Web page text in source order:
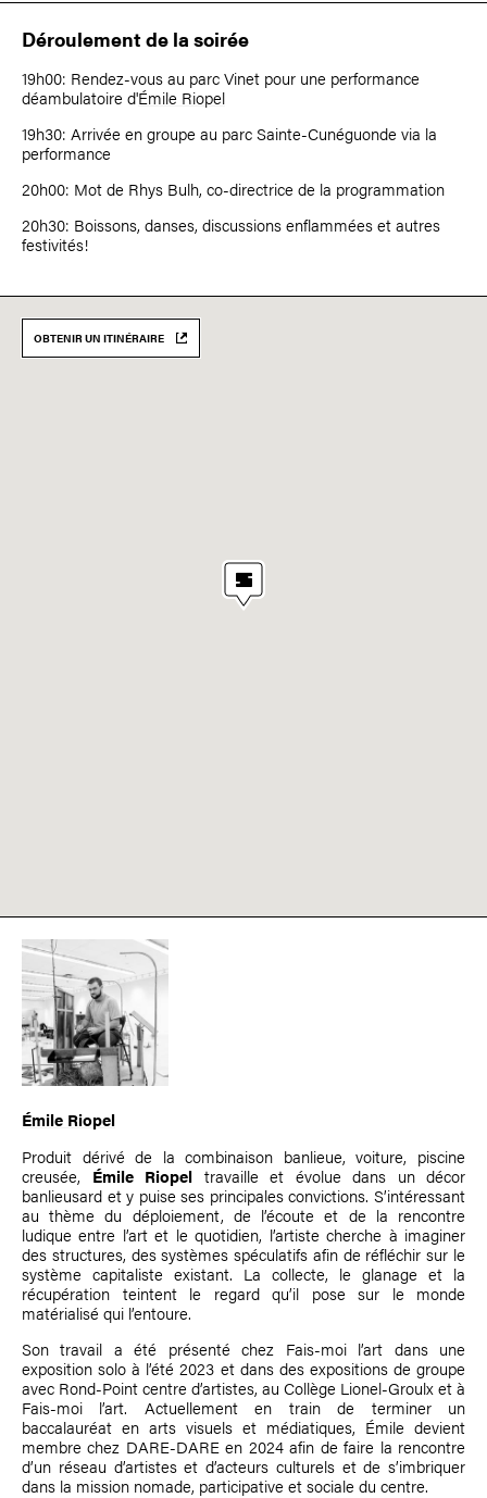
Déroulement de la soirée
19h00: Rendez-vous au parc Vinet pour une performance
déambulatoire d'Émile Riopel
19h30: Arrivée en groupe au parc Sainte-Cunéguonde via la
performance
20h00: Mot de Rhys Bulh, co-directrice de la programmation
20h30: Boissons, danses, discussions enflammées et autres
festivités!
OBTENIR UN ITINÉRAIRE
Émile Riopel
Produit dérivé de la combinaison banlieue, voiture, piscine
creusée, Émile Riopel travaille et évolue dans un décor
banlieusard et y puise ses principales convictions. S’intéressant
au thème du déploiement, de l’écoute et de la rencontre
ludique entre l’art et le quotidien, l’artiste cherche à imaginer
des structures, des systèmes spéculatifs afin de réfléchir sur le
système capitaliste existant. La collecte, le glanage et la
récupération teintent le regard qu’il pose sur le monde
matérialisé qui l’entoure.
Son travail a été présenté chez Fais-moi l’art dans une
exposition solo à l’été 2023 et dans des expositions de groupe
avec Rond-Point centre d’artistes, au Collège Lionel-Groulx et à
Fais-moi l’art. Actuellement en train de terminer un
baccalauréat en arts visuels et médiatiques, Émile devient
membre chez DARE-DARE en 2024 afin de faire la rencontre
d’un réseau d’artistes et d’acteurs culturels et de s’imbriquer
dans la mission nomade, participative et sociale du centre.